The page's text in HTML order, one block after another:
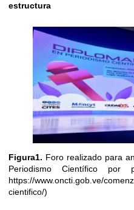
estructura
Figura1. Foro realizado para
Periodismo Científico
https://www.oncti.gob.ve/
cientifico/)